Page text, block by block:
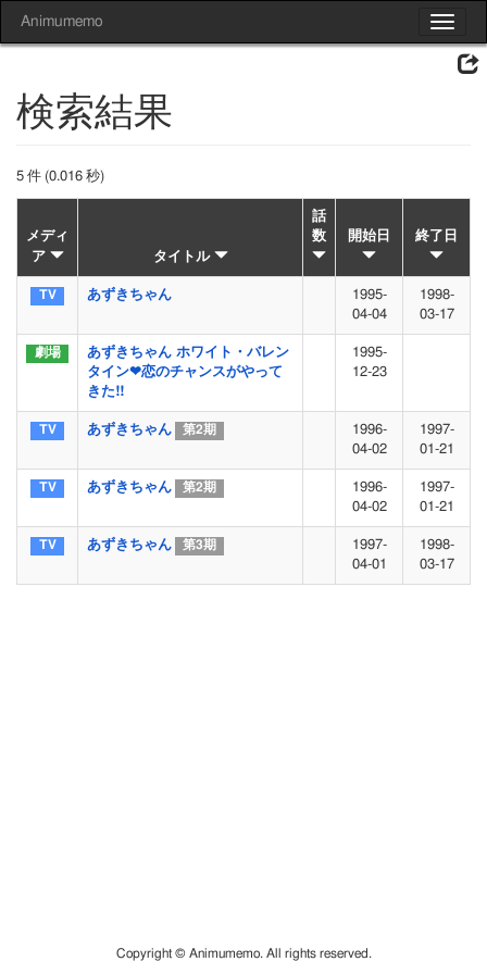
Toggle
Animumemo
検索結果
5 件 (0.016 秒)
メディ
ア
タイトル
話
数
開始日 終了日
あずきちゃん
1995-
04-04
1998-
03-17
あずきちゃん ホワイト・バレン
タイン❤恋のチャンスがやって
きた!!
1995-
12-23
あずきちゃん 第2期
1996-
04-02
1997-
01-21
あずきちゃん 第2期
1996-
04-02
1997-
01-21
あずきちゃん 第3期
1997-
04-01
1998-
03-17
Copyright © Animumemo. All rights reserved.